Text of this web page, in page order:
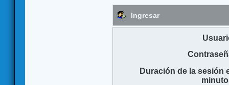
Ingresar
Duración de la sesión